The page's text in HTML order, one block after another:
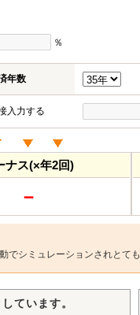
％
年数
入力する
ナス(×年2回)
－
シミュレーションされとても
ています。